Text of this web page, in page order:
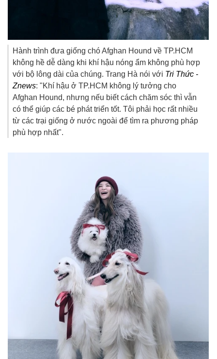
Hành trình đưa giống chó Afghan Hound về TP.HCM
không hề dễ dàng khi khí hậu nóng ẩm không phù hợp
với bộ lông dài của chúng. Trang Hà nói với Tri Thức -
Znews: "Khí hậu ở TP.HCM không lý tưởng cho
Afghan Hound, nhưng nếu biết cách chăm sóc thì vẫn
có thể giúp các bé phát triển tốt. Tôi phải học rất nhiều
từ các trại giống ở nước ngoài để tìm ra phương pháp
phù hợp nhất".